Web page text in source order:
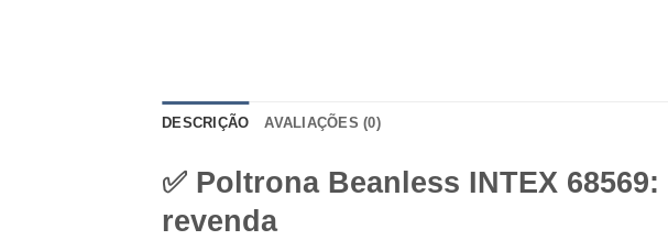
DESCRIÇÃO AVALIAÇÕES (0)
✅ Poltrona Beanless INTEX 68569:
revenda